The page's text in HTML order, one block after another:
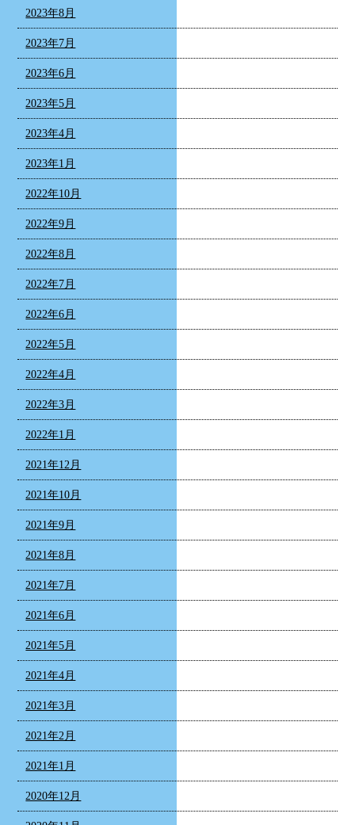
2023年8月
2023年7月
2023年6月
2023年5月
2023年4月
2023年1月
2022年10月
2022年9月
2022年8月
2022年7月
2022年6月
2022年5月
2022年4月
2022年3月
2022年1月
2021年12月
2021年10月
2021年9月
2021年8月
2021年7月
2021年6月
2021年5月
2021年4月
2021年3月
2021年2月
2021年1月
2020年12月